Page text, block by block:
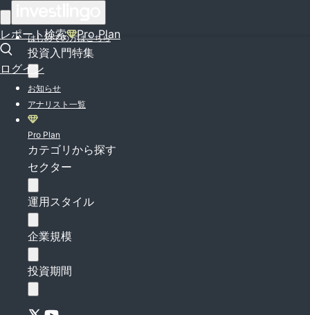
レポート検索 Pro Plan
ログイン
はじめての方はこちら
投資入門特集
お知らせ
アナリスト一覧
Pro Plan
カテゴリから探す
セクター
運用スタイル
企業規模
投資期間